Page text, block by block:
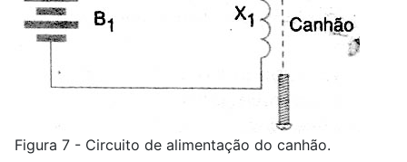
Figura 7 - Circuito de alimentação do canhão.